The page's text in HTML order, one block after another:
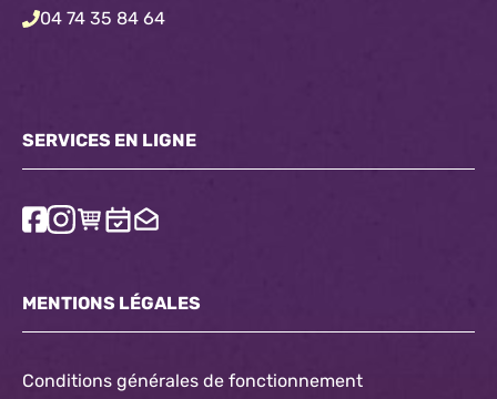
04 74 35 84 64
SERVICES EN LIGNE
MENTIONS LÉGALES
Conditions générales de fonctionnement